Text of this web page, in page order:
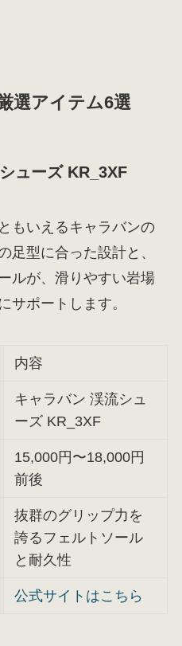
選アイテム6選
ューズ KR_3XF
もいえるキャラバンの
足型に合った設計と、
ルが、滑りやすい岩場
サポートします。
内容
キャラバン 渓流シュ
ーズ KR_3XF
15,000円〜18,000円
前後
抜群のグリップ力を
誇るフェルトソール
と耐久性
公式サイトはこちら